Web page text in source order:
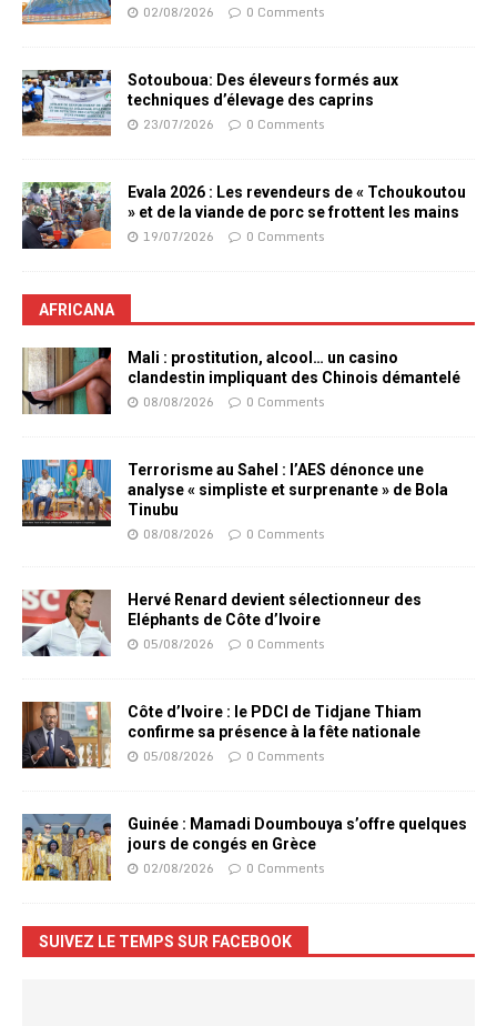
02/08/2026 0 Comments
Sotouboua: Des éleveurs formés aux
techniques d’élevage des caprins
23/07/2026 0 Comments
Evala 2026 : Les revendeurs de « Tchoukoutou
» et de la viande de porc se frottent les mains
19/07/2026 0 Comments
AFRICANA
Mali : prostitution, alcool… un casino
clandestin impliquant des Chinois démantelé
08/08/2026 0 Comments
Terrorisme au Sahel : l’AES dénonce une
analyse « simpliste et surprenante » de Bola
Tinubu
08/08/2026 0 Comments
Hervé Renard devient sélectionneur des
Eléphants de Côte d’Ivoire
05/08/2026 0 Comments
Côte d’Ivoire : le PDCI de Tidjane Thiam
confirme sa présence à la fête nationale
05/08/2026 0 Comments
Guinée : Mamadi Doumbouya s’offre quelques
jours de congés en Grèce
02/08/2026 0 Comments
SUIVEZ LE TEMPS SUR FACEBOOK